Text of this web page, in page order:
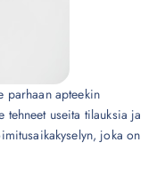
parhaan apteekin
tehneet useita tilauksia ja
joka on